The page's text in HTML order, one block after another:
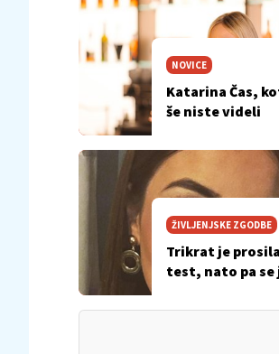
NOVICE
Katarina Čas,
še niste videli
ŽIVLJENJSKE ZGODBE
Trikrat je
test, nato pa se
raka